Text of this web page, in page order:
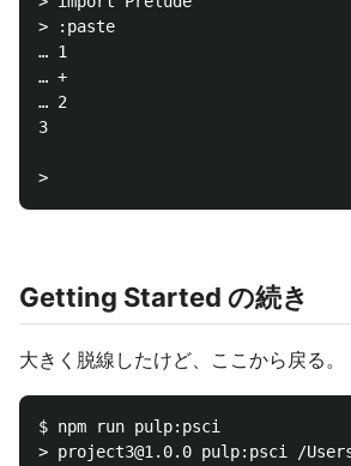
> :paste
… 1
… +
… 2
3
Getting Started の続き
大きく脱線したけど、ここから戻る。
$ npm run pulp:psci
> project3@1.0.0 pulp:psci /